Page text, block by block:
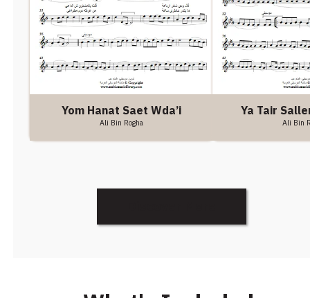
Yom Hanat Saet Wda’i
Ali Bin Rogha
Ya Tair
Ali Bin